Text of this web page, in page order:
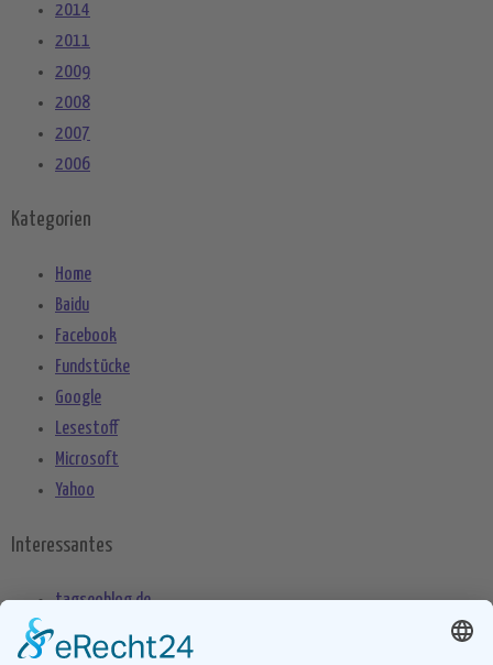
2014
2011
2009
2008
2007
2006
Kategorien
Home
Baidu
Facebook
Fundstücke
Google
Lesestoff
Microsoft
Yahoo
Interessantes
tagseoblog.de
SEO Blog